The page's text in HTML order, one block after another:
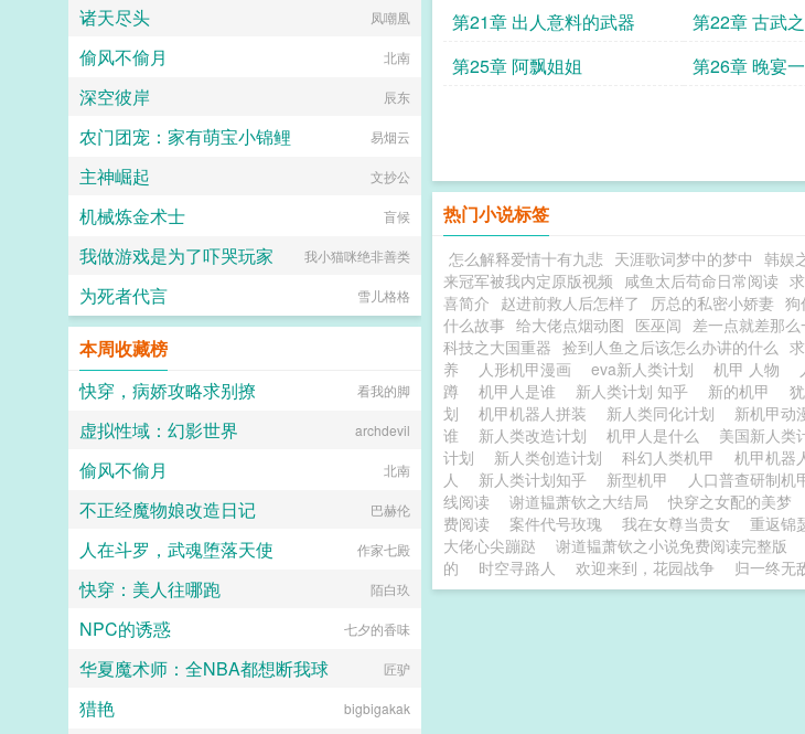
第21章 出人意料的武器
第22章 古武
第25章 阿飘姐姐
第26章 晚宴一
热门小说标签
怎么解释爱情十有九悲 天涯歌词梦中的梦中 韩娱
来冠军被我内定原版视频 咸鱼太后苟命日常阅读
喜简介 赵进前救人后怎样了 厉总的私密小娇妻 狗
什么故事 给大佬点烟动图 医巫闾 差一点就差那
科技之大国重器 捡到人鱼之后该怎么办讲的什么
养
人形机甲漫画 eva新人类计划 机甲 人物
蹲
机甲人是谁 新人类计划 知乎 新的机甲
划
机甲机器人拼装 新人类同化计划 新机甲动
谁
新人类改造计划 机甲人是什么 美国新人类
计划
新人类创造计划 科幻人类机甲 机甲机器
人
新人类计划知乎 新型机甲 人口普查研制机
线阅读
谢道韫萧钦之大结局 快穿之女配的美梦
费阅读
案件代号玫瑰 我在女尊当贵女 重返锦
大佬心尖蹦跶
谢道韫萧钦之小说免费阅读完整版
的
时空寻路人 欢迎来到，花园战争 归一终无
诸天尽头 凤嘲凰
偷风不偷月 北南
深空彼岸 辰东
农门团宠：家有萌宝小锦鲤 易烟云
主神崛起 文抄公
机械炼金术士 盲候
我做游戏是为了吓哭玩家 我小猫咪绝非善类
为死者代言 雪儿格格
本周收藏榜
快穿，病娇攻略求别撩
看我的脚
虚拟性域：幻影世界 archdevil
偷风不偷月 北南
不正经魔物娘改造日记 巴赫伦
人在斗罗，武魂堕落天使 作家七殿
快穿：美人往哪跑 陌白玖
NPC的诱惑 七夕的香味
华夏魔术师：全NBA都想断我球 匠驴
猎艳 bigbigakak